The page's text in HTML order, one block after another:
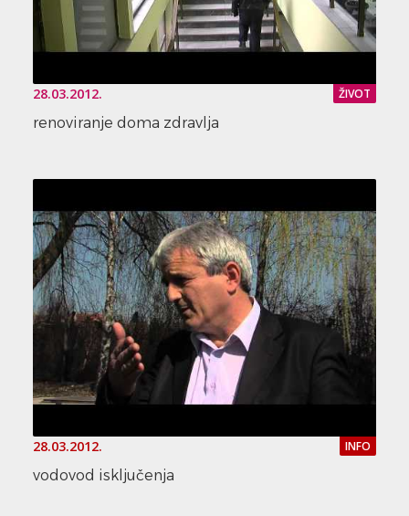
28.03.2012. ŽIVOT
renoviranje doma zdravlja
28.03.2012. INFO
vodovod isključenja